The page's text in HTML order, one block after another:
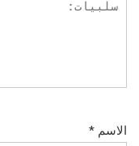
الاسم *